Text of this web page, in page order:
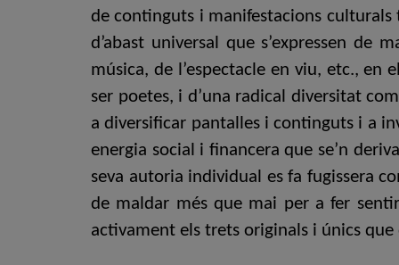
de continguts i manifestacions culturals
d’abast universal que s’expressen
música, de l’espectacle en viu, etc.,
ser poetes, i d’una radical diversitat
a diversificar pantalles i continguts i a
energia social i financera que se’n
seva autoria individual es fa fugissera
de maldar més que mai per a fer
activament els trets originals i únics